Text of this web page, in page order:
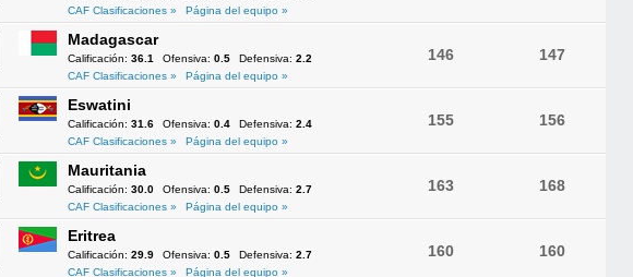
CAF Clasificaciones »
Página del equipo »
Madagascar
Calificación: 36.1 Ofensiva: 0.5 Defensiva: 2.2
CAF Clasificaciones »
Página del equipo »
146 147
Eswatini
Calificación: 31.6 Ofensiva: 0.4 Defensiva: 2.4
CAF Clasificaciones »
Página del equipo »
155 156
Mauritania
Calificación: 30.0 Ofensiva: 0.5 Defensiva: 2.7
CAF Clasificaciones »
Página del equipo »
163 168
Eritrea
Calificación: 29.9 Ofensiva: 0.5 Defensiva: 2.7
CAF Clasificaciones »
Página del equipo »
160 160